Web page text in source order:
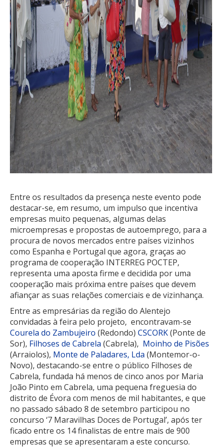
Entre os resultados da presença neste evento pode
destacar-se, em resumo, um impulso que incentiva
empresas muito pequenas, algumas delas
microempresas e propostas de autoemprego, para a
procura de novos mercados entre países vizinhos
como Espanha e Portugal que agora, graças ao
programa de cooperação INTERREG POCTEP,
representa uma aposta firme e decidida por uma
cooperação mais próxima entre países que devem
afiançar as suas relações comerciais e de vizinhança.
Entre as empresárias da região do Alentejo
convidadas à feira pelo projeto, encontravam-se
Courela do Zambujeiro (Redondo) CSCORK(Ponte de
Sor), Filhoses de Cabrela (Cabrela), Moinho de Pisões
(Arraiolos), Monte de Paladares, Lda (Montemor-o-
Novo), destacando-se entre o público Filhoses de
Cabrela, fundada há menos de cinco anos por Maria
João Pinto em Cabrela, uma pequena freguesia do
distrito de Évora com menos de mil habitantes, e que
no passado sábado 8 de setembro participou no
concurso ‘7 Maravilhas Doces de Portugal’, após ter
ficado entre os 14 finalistas de entre mais de 900
empresas que se apresentaram a este concurso.